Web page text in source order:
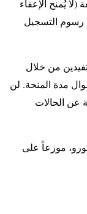
يُمنح الإعفاء
رسوم التسجيل
من خلال
مدة المنحة. لن
عن الحالات
منح الطلاب مبلغاً إجمالياً قدره 9000 يورو، موزعاً على